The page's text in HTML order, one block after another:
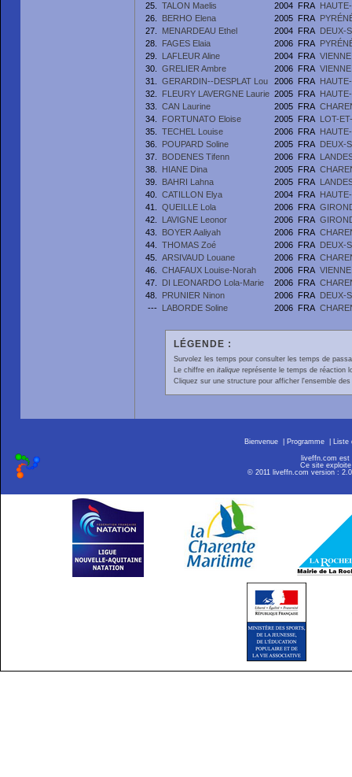
25.
TALON Maelis 2004 FRA
26.
BERHO Elena 2005 FRA
27.
MENARDEAU Ethel 2004 FRA DEUX-
28.
FAGES Elaia 2006 FRA
29.
LAFLEUR Aline 2004 FRA VIENNE
30.
GRELIER Ambre 2006 FRA VIENNE
31.
GERARDIN--DESPLAT Lou 2006 FRA
32.
FLEURY LAVERGNE Laurie 2005 FRA
33.
CAN Laurine 2005 FRA
34.
FORTUNATO Eloise 2005 FRA LOT-
35.
TECHEL Louise 2006 FRA
36.
POUPARD Soline 2005 FRA DEUX-
37.
BODENES Tifenn 2006 FRA
38.
HIANE Dina 2005 FRA
39.
BAHRI Lahna 2005 FRA
40.
CATILLON Elya 2004 FRA
41.
QUEILLE Lola 2006 FRA
42.
LAVIGNE Leonor 2006 FRA
43.
BOYER Aaliyah 2006 FRA
44.
THOMAS Zoé 2006 FRA DEUX-
45.
ARSIVAUD Louane 2006 FRA
46.
CHAFAUX Louise-Norah 2006 FRA VIENNE
47.
DI LEONARDO Lola-Marie 2006 FRA
48.
PRUNIER Ninon 2006 FRA DEUX-
--- LABORDE Soline 2006 FRA
LÉGENDE :
Survolez les temps pour consulter les temps de
Le chiffre en italiquereprésente le temps de réaction
Cliquez sur une structure pour afficher l'ensemble
Bienvenue Programme Liste
liveffn.com est
Ce site
© 2011 liveffn.com version :